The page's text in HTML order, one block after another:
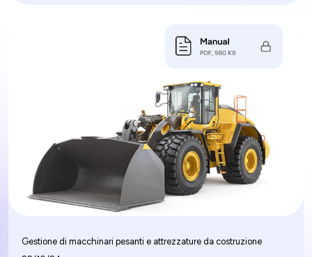
non solo semplifica l'estrazione dei dati ma interpreta
anche il contesto e il significato delle informazioni,
rappresentando una svolta per vari settori.
Gestione di macchinari pesanti e attrezzature da costruzione